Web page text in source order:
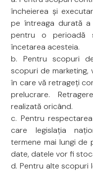
încheierea și
pe întreaga durată a
pentru o perioadă
încetarea acesteia.
b. Pentru scopuri
scopuri de
în care vă retrageți
prelucrare.
realizată oricând.
c. Pentru
care legislația
termene mai lungi de
date, datele vor fi
d. Pentru alte scopuri